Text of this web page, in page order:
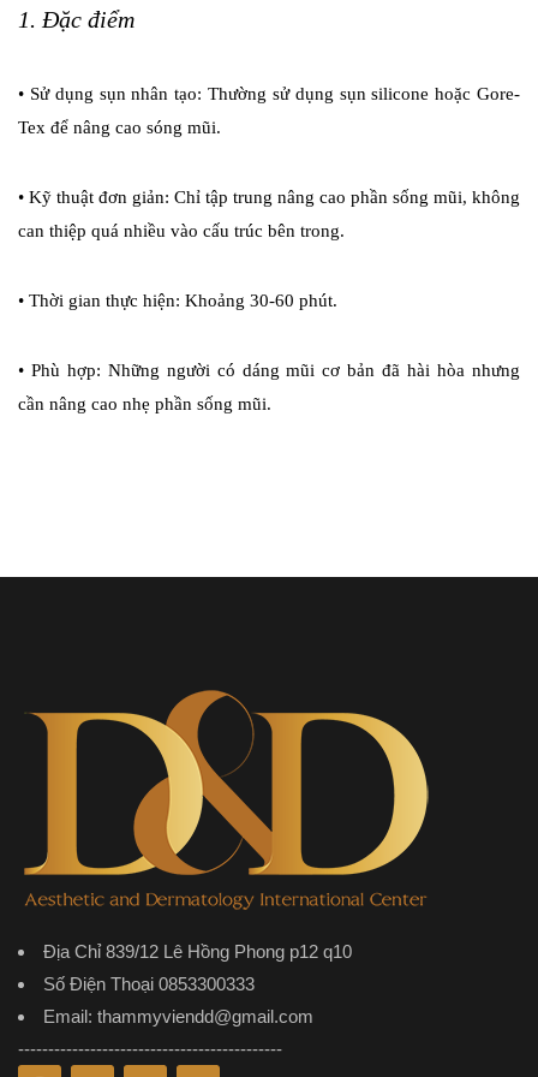
1. Đặc điểm
• Sử dụng sụn nhân tạo: Thường sử dụng sụn silicone hoặc Gore-
Tex để nâng cao sóng mũi.
• Kỹ thuật đơn giản: Chỉ tập trung nâng cao phần sống mũi, không
can thiệp quá nhiều vào cấu trúc bên trong.
• Thời gian thực hiện: Khoảng 30-60 phút.
• Phù hợp: Những người có dáng mũi cơ bản đã hài hòa nhưng
cần nâng cao nhẹ phần sống mũi.
Địa Chỉ 839/12 Lê Hồng Phong p12 q10
Số Điện Thoại 0853300333
Email: thammyviendd@gmail.com
--------------------------------------------